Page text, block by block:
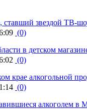
ставший звездой ТВ-
(0)
в детском
(0)
крае алкогольной
(0)
алкоголем в